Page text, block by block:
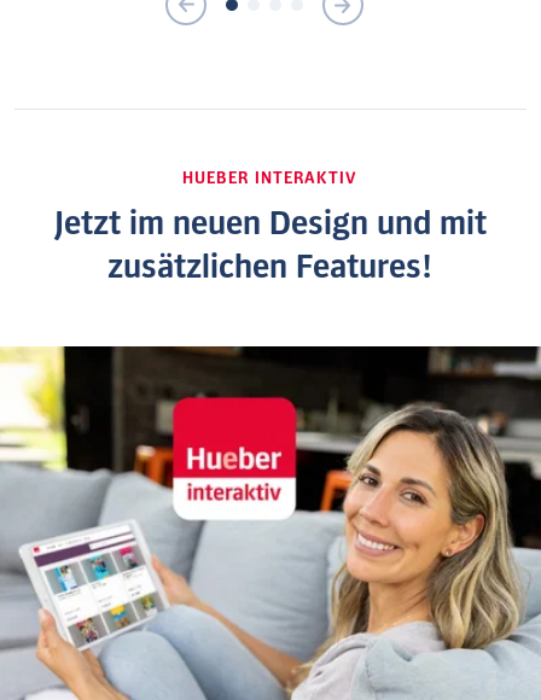
HUEBER INTERAKTIV
Jetzt im neuen Design und mit
zusätzlichen Features!